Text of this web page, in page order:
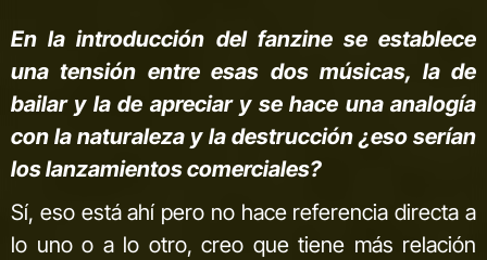
En la introducción del fanzine se establece
una tensión entre esas dos músicas, la de
bailar y la de apreciar y se hace una analogía
con la naturaleza y la destrucción ¿eso serían
los lanzamientos comerciales?
Sí, eso está ahí pero no hace referencia directa a
lo uno o a lo otro, creo que tiene más relación